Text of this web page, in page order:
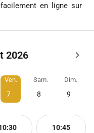
en ligne sur
2026
Ven.
7
Sam.
8
Dim.
9
10:45